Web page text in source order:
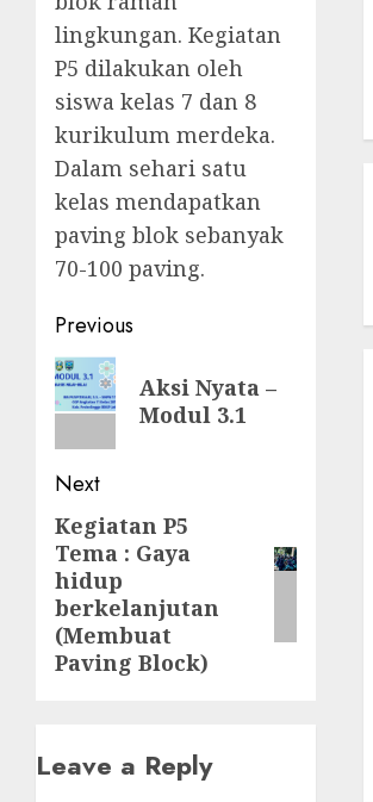
lingkungan. Kegiatan
P5 dilakukan oleh
siswa kelas 7 dan 8
kurikulum merdeka.
Dalam sehari satu
kelas mendapatkan
paving blok sebanyak
70-100 paving.
Post
navigation
Previous
Previous
post:
Aksi Nyata –
Modul 3.1
Next
Next
post:
Kegiatan P5
Tema : Gaya
hidup
berkelanjutan
(Membuat
Paving Block)
Leave a Reply